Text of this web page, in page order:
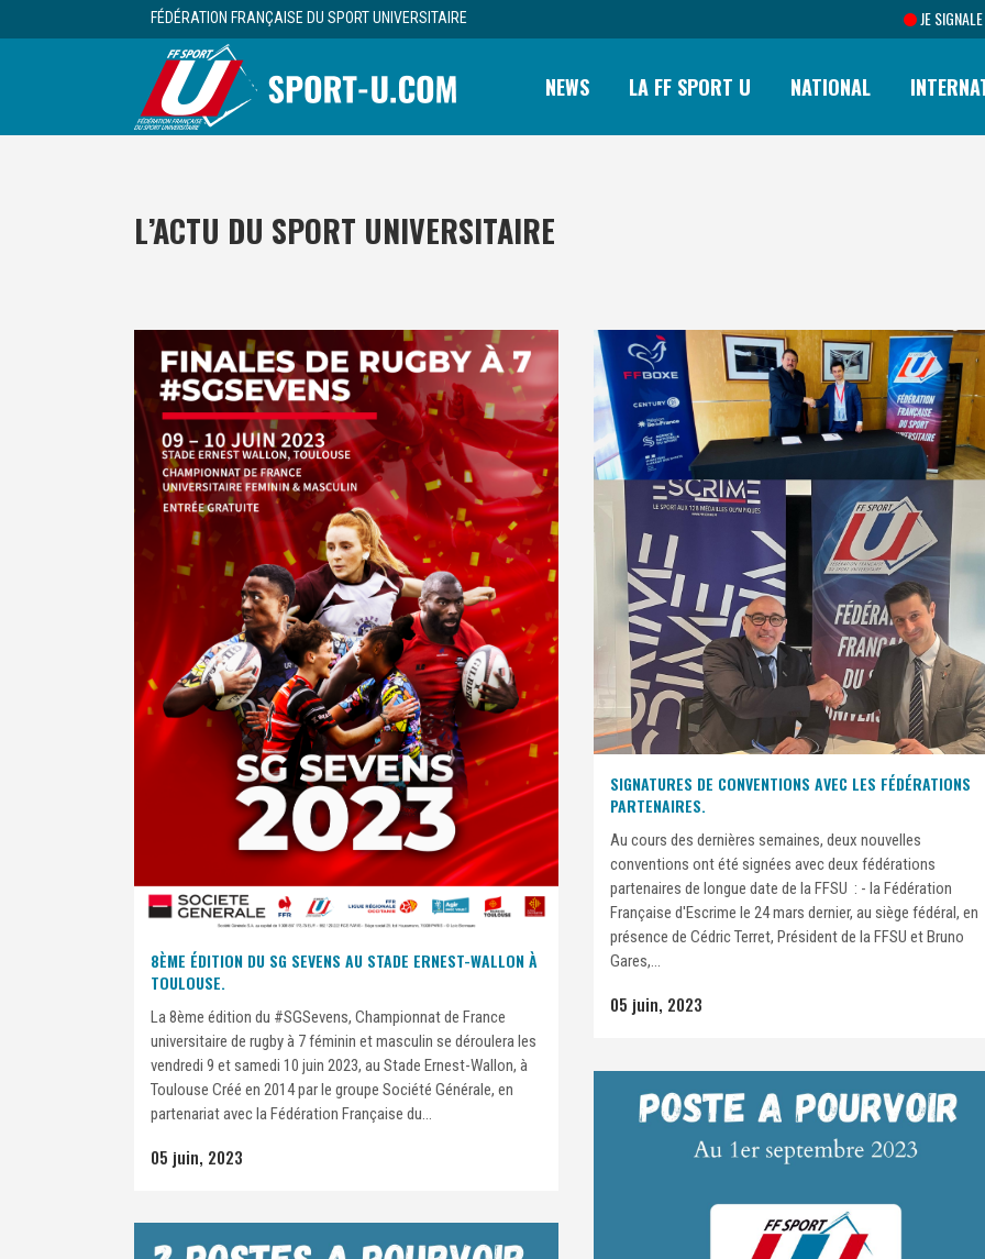
FÉDÉRATION FRANÇAISE DU SPORT UNIVERSITAIRE JE SIGNALE
NEWS LA FF SPORT U NATIONAL
L’ACTU DU SPORT UNIVERSITAIRE
8ÈME ÉDITION DU SG SEVENS AU STADE ERNEST-WALLON À
TOULOUSE.
La 8ème édition du #SGSevens, Championnat de France
universitaire de rugby à 7 féminin et masculin se déroulera les
vendredi 9 et samedi 10 juin 2023, au Stade Ernest-Wallon, à
Toulouse Créé en 2014 par le groupe Société Générale, en
partenariat avec la Fédération Française du...
05 juin, 2023
SIGNATURES DE CONVENTIONS AVEC LES FÉDÉRATIONS
PARTENAIRES.
Au cours des dernières semaines, deux nouvelles
conventions ont été signées avec deux fédérations
partenaires de longue date de la FFSU : - la Fédération
Française d'Escrime le 24 mars dernier, au siège fédéral, en
présence de Cédric Terret, Président de la FFSU et Bruno
Gares,...
05 juin, 2023